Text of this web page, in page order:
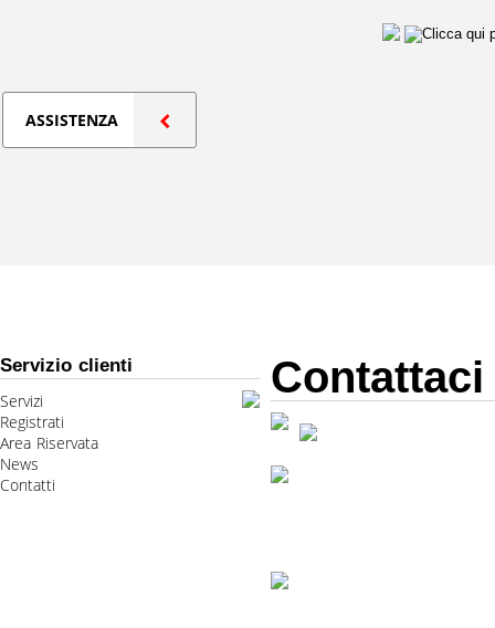
ASSISTENZA
Servizio clienti
Servizi
Registrati
Area Riservata
News
Contatti
Contattaci